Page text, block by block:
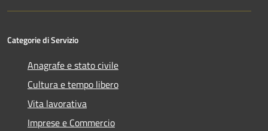
Categorie di Servizio
Anagrafe e stato civile
Cultura e tempo libero
Vita lavorativa
Imprese e Commercio